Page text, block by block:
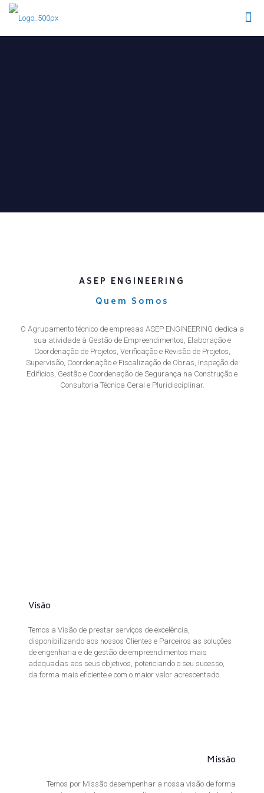
ASEP ENGINEERING
Quem Somos
O Agrupamento técnico de empresas ASEP ENGINEERING dedica a
sua atividade à Gestão de Empreendimentos, Elaboração e
Coordenação de Projetos, Verificação e Revisão de Projetos,
Supervisão, Coordenação e Fiscalização de Obras, Inspeção de
Edifícios, Gestão e Coordenação de Segurança na Construção e
Consultoria Técnica Geral e Pluridisciplinar.
Visão
Temos a Visão de prestar serviços de excelência,
disponibilizando aos nossos Clientes e Parceiros as soluções
de engenharia e de gestão de empreendimentos mais
adequadas aos seus objetivos, potenciando o seu sucesso,
da forma mais eficiente e com o maior valor acrescentado.
Missão
Temos por Missão desempenhar a nossa visão de forma